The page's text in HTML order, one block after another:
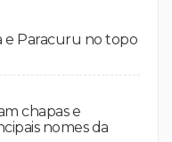
e Paracuru no topo
chapas e
nomes da